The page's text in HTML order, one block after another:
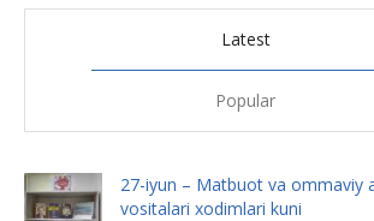
Latest
Popular
27-iyun – Matbuot va ommaviy
vositalari xodimlari kuni